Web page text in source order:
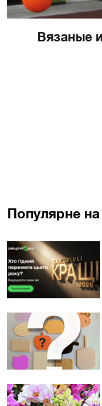
Вязаные
Популярне на